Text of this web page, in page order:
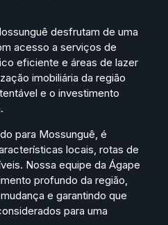
desfrutam de uma
acesso a serviços de
eficiente e áreas de lazer
imobiliária da região
e o investimento
para Mossunguê, é
locais, rotas de
Nossa equipe da Ágape
profundo da região,
e garantindo que
para uma